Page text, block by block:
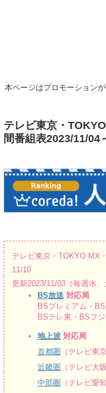
本ページはプロモーション
テレビ東京・
間番組表2023/11/04
テレビ東京・TOKYO MX
11/10
更新2023/11/03（毎週水、
BS放送対応局
BSプレミアム・
BSテレ東・BSフ
地上波対応局
首都圏
（テレビ東
近畿圏
（テレビ大
中部圏
（テレビ愛知